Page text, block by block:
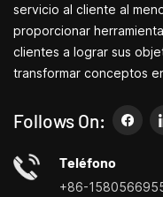
servicio al cliente al
proporcionar
clientes a lograr sus
transformar conceptos
simplemente sea un
máquinas herramienta
necesidades de manera
Follows On:
Teléfono
+86-